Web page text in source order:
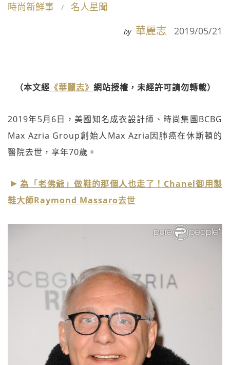
時尚新鮮事 名人星聞
by 華麗志 2019/05/21
（本文經 《華麗志》 網站授權，未經許可請勿轉載）
2019年5月6日，美國知名成衣設計師、時尚集團BCBG
Max Azria Group創始人Max Azria因肺癌在休斯頓的
醫院去世，享年70歲。
為「老佛爺」做鞋的那個人也走了！Chanel御用製
鞋大師Raymond Massaro去世